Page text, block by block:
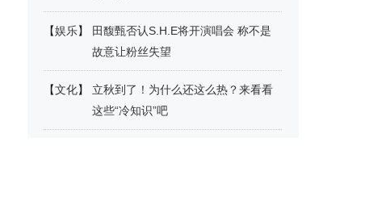
【娱乐】
田馥甄否认S.H.E将开演唱会 称不是
故意让粉丝失望
【文化】
立秋到了！为什么还这么热？来看看
这些“冷知识”吧